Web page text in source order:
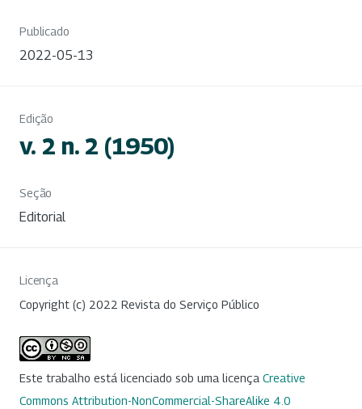
Publicado
2022-05-13
Edição
v. 2 n. 2 (1950)
Seção
Editorial
Licença
Copyright (c) 2022 Revista do Serviço Público
Este trabalho está licenciado sob uma licença Creative
Commons Attribution-NonCommercial-ShareAlike 4.0